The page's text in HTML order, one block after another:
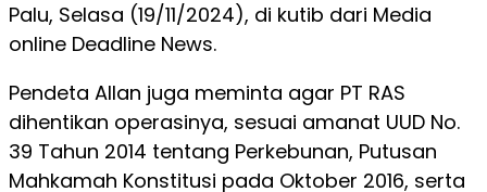
Palu, Selasa (19/11/2024), di kutib dari Media
online Deadline News.
Pendeta Allan juga meminta agar PT RAS
dihentikan operasinya, sesuai amanat UUD No.
39 Tahun 2014 tentang Perkebunan, Putusan
Mahkamah Konstitusi pada Oktober 2016, serta